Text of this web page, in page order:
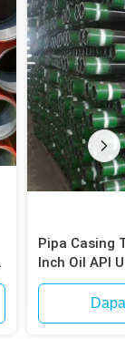
Pipa Casing
Inch Oil API